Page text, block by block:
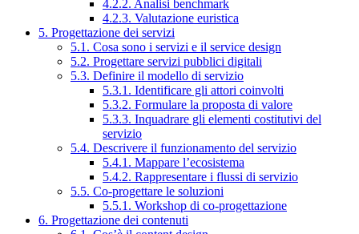
4.2.2. Analisi benchmark
4.2.3. Valutazione euristica
5. Progettazione dei servizi
5.1. Cosa sono i servizi e il service design
5.2. Progettare servizi pubblici digitali
5.3. Definire il modello di servizio
5.3.1. Identificare gli attori coinvolti
5.3.2. Formulare la proposta di valore
5.3.3. Inquadrare gli elementi costitutivi del
servizio
5.4. Descrivere il funzionamento del servizio
5.4.1. Mappare l’ecosistema
5.4.2. Rappresentare i flussi di servizio
5.5. Co-progettare le soluzioni
5.5.1. Workshop di co-progettazione
6. Progettazione dei contenuti